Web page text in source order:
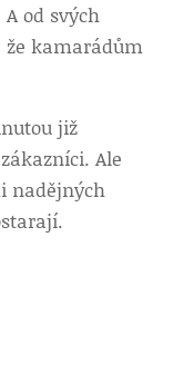
od svých
že kamarádům
již
Ale
nadějných